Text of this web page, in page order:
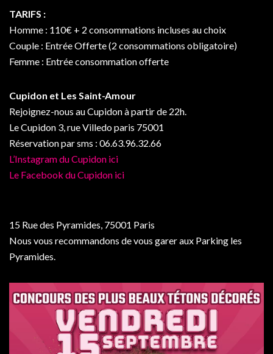
TARIFS :
Homme : 110€ + 2 consommations incluses au choix
Couple : Entrée Offerte (2 consommations obligatoire)
Femme : Entrée consommation offerte
Cupidon et Les Saint-Amour
Rejoignez-nous au Cupidon à partir de 22h.
Le Cupidon 3, rue Villedo paris 75001
Réservation par sms : 06.63.96.32.66
L’Instagram du Cupidon ici
Le Facebook du Cupidon ici
15 Rue des Pyramides, 75001 Paris
Nous vous recommandons de vous garer aux Parking les
Pyramides.